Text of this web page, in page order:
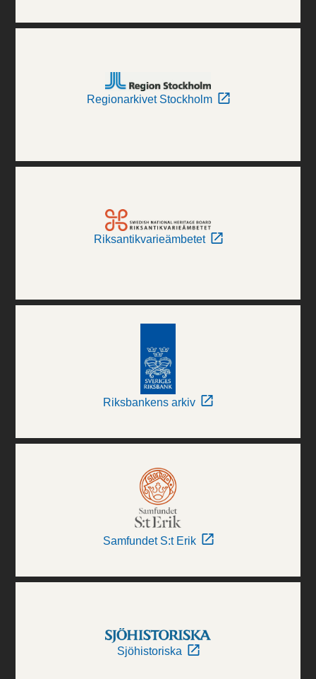
Regionarkivet Stockholm
Riksantikvarieämbetet
Riksbankens arkiv
Samfundet S:t Erik
Sjöhistoriska